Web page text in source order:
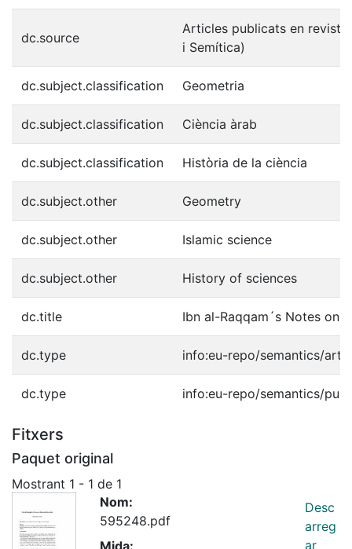
dc.source
Articles publicats en
i Semítica)
dc.subject.classification Geometria
dc.subject.classification Ciència àrab
dc.subject.classification Història de la ciència
dc.subject.other Geometry
dc.subject.other Islamic science
dc.subject.other History of sciences
dc.title Ibn al-Raqqam´s Notes on
dc.type info:eu-repo/semantics/
dc.type info:eu-repo/semantics/
Fitxers
Paquet original
Mostrant 1 - 1 de 1
Nom:
595248.pdf
Desc
arreg
ar